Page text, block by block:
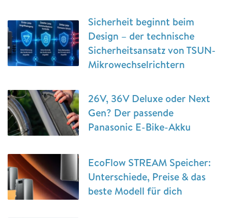
Sicherheit beginnt beim
Design – der technische
Sicherheitsansatz von TSUN-
Mikrowechselrichtern
26V, 36V Deluxe oder Next
Gen? Der passende
Panasonic E-Bike-Akku
EcoFlow STREAM Speicher:
Unterschiede, Preise & das
beste Modell für dich